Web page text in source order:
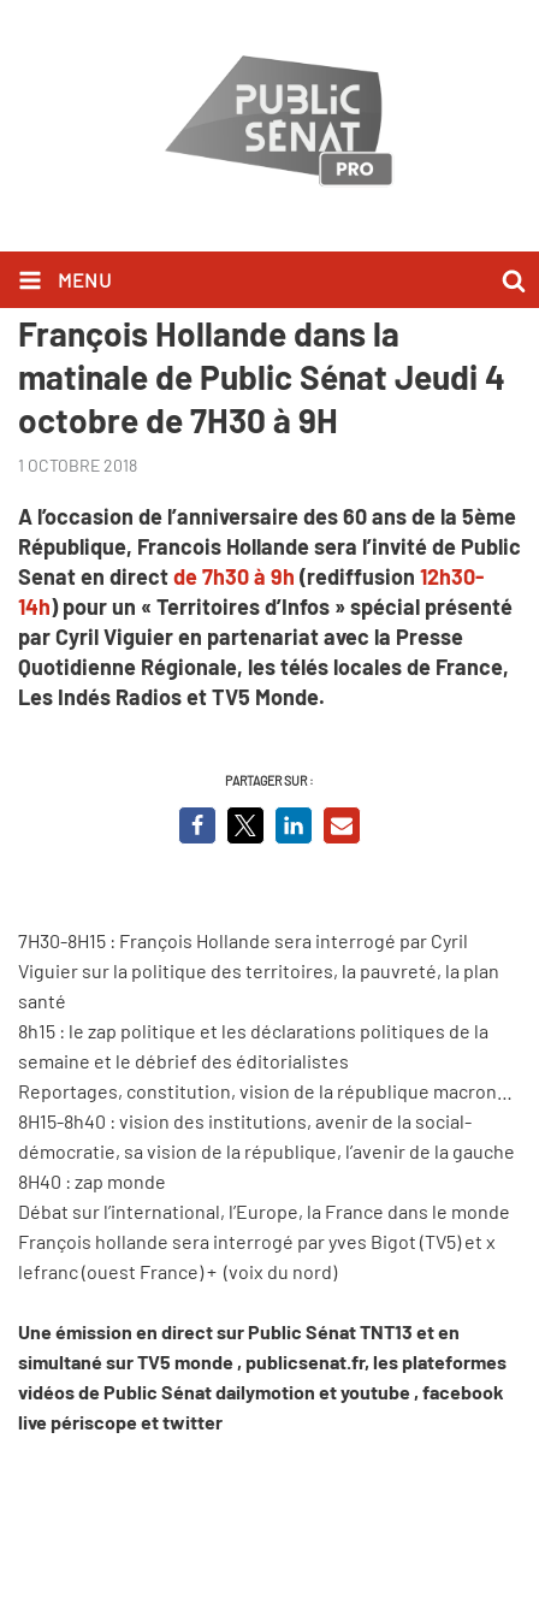
MENU
EXCLUSIF SUR PUBLIC SÉNAT : ​
François Hollande dans la
matinale de Public Sénat Jeudi 4
octobre de 7H30 à 9H
1 OCTOBRE 2018
A l’occasion de l’anniversaire des 60 ans de la 5ème
République, Francois Hollande sera l’invité de Public
Senat en directde 7h30 à 9h (rediffusion 12h30-
14h) pour un « Territoires d’Infos » spécial présenté
par Cyril Viguier en partenariat avec la Presse
Quotidienne Régionale, les télés locales de France,
Les Indés Radios et TV5 Monde.
PARTAGER SUR :
7H30-8H15 : François Hollande sera interrogé par Cyril
Viguier sur la politique des territoires, la pauvreté, la plan
santé
8h15 : le zap politique et les déclarations politiques de la
semaine et le débrief des éditorialistes
Reportages, constitution, vision de la république macron…
8H15-8h40 : vision des institutions, avenir de la social-
démocratie, sa vision de la république, l’avenir de la gauche
8H40 : zap monde
Débat sur l’international, l’Europe, la France dans le monde
François hollande sera interrogé par yves Bigot (TV5) et x
lefranc (ouest France) + (voix du nord)
Une émission en direct sur Public Sénat TNT13 et en
simultané sur TV5 monde , publicsenat.fr, les plateformes
vidéos de Public Sénat dailymotion et youtube , facebook
live périscope et twitter